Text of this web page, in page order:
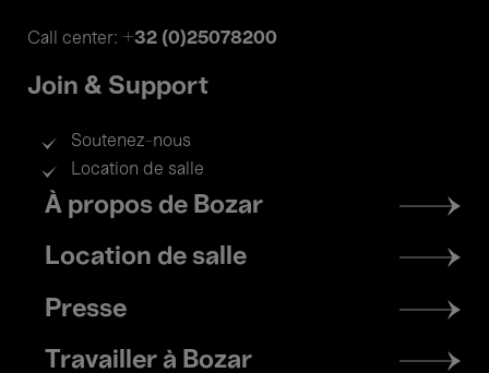
Call center: +32 (0)25078200
Join & Support
Soutenez-nous
Location de salle
Footer
menu
À propos de Bozar
Location de salle
Presse
Travailler à Bozar